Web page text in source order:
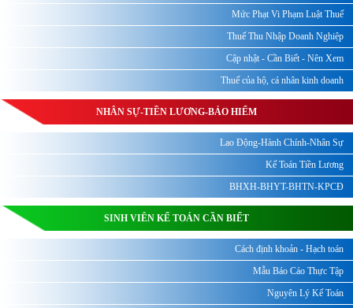
Mức Phạt Vi Phạm Luật Thuế
Thuế Thu Nhập Doanh Nghiệp
Cập nhật - Cần Biết - Nên Xem
Thuế của hộ, cá nhân kinh doanh
NHÂN SỰ-TIỀN LƯƠNG-BẢO HIỂM
Lao Động-Hành Chính-Nhân Sự
Kế Toán Tiền Lương
BHXH-BHYT-BHTN-KPCĐ
SINH VIÊN KẾ TOÁN CẦN BIẾT
Cách định khoản - Hạch toán
Mẫu Báo Cáo Thực Tập
Nguyên Lý Kế Toán